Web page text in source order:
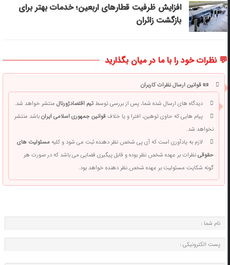
افزایش ظرفیت قطارهای اربعین؛ خدمات بهتر برای
بازگشت زائران
💬 نظرات خود را با ما در میان بگذارید
📜 قوانین ارسال نظرات کاربران
دیدگاه های ارسال شده شما، پس از بررسی توسطتیم اقتصادژورنالمنتشر خواهد شد.
پیام هایی که حاوی توهین، افترا و یا خلافقوانین جمهوری اسلامی ایرانباشد منتشر
نخواهد شد.
لازم به یادآوری است که آی پی شخص نظر دهنده ثبت می شود و کلیهمسئولیت های
حقوقینظرات بر عهده شخص نظر بوده و قابل پیگیری قضایی می باشد که در صورت هر
گونه شکایت مسئولیت بر عهده شخص نظر دهنده خواهد بود.